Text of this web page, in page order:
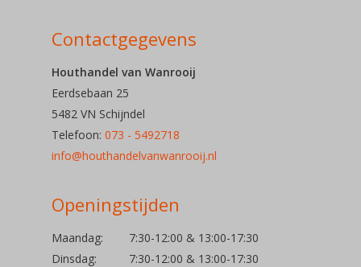
Contactgegevens
Houthandel van Wanrooij
Eerdsebaan 25
5482 VN Schijndel
Telefoon: 073 - 5492718
info@houthandelvanwanrooij.nl
Openingstijden
Maandag: 7:30-12:00 & 13:00-17:30
Dinsdag: 7:30-12:00 & 13:00-17:30